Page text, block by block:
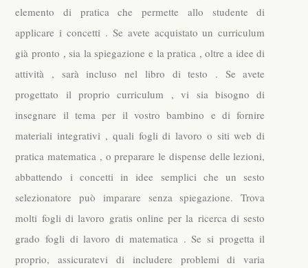
elemento di pratica che permette allo studente di
applicare i concetti . Se avete acquistato un curriculum
già pronto , sia la spiegazione e la pratica , oltre a idee di
attività , sarà incluso nel libro di testo . Se avete
progettato il proprio curriculum , vi sia bisogno di
insegnare il tema per il vostro bambino e di fornire
materiali integrativi , quali fogli di lavoro o siti web di
pratica matematica , o preparare le dispense delle lezioni,
abbattendo i concetti in idee semplici che un sesto
selezionatore può imparare senza spiegazione. Trova
molti fogli di lavoro gratis online per la ricerca di sesto
grado fogli di lavoro di matematica . Se si progetta il
proprio, assicuratevi di includere problemi di varia